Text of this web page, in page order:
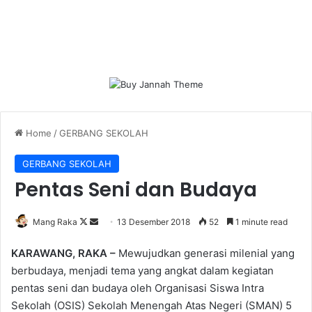
Home /GERBANG SEKOLAH
GERBANG SEKOLAH
Pentas Seni dan Budaya
Mang Raka
Follow
X
Send
email
13 Desember 2018 52 1 minute read
KARAWANG, RAKA – Mewujudkan generasi milenial yang
berbudaya, menjadi tema yang angkat dalam kegiatan
pentas seni dan budaya oleh Organisasi Siswa Intra
Sekolah (OSIS) Sekolah Menengah Atas Negeri (SMAN) 5